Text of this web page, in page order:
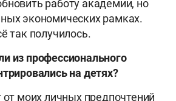
работу академии, но
экономических рамках.
так получилось.
из профессионального
на детях?
от моих личных предпочтений